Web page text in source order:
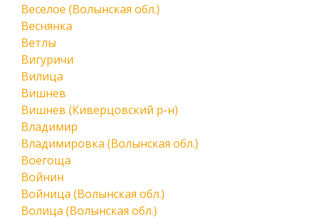
Веселое (Волынская обл.)
Веснянка
Ветлы
Вигуричи
Вилица
Вишнев
Вишнев (Киверцовский р-н)
Владимир
Владимировка (Волынская обл.)
Воегоща
Войнин
Войница (Волынская обл.)
Волица (Волынская обл.)